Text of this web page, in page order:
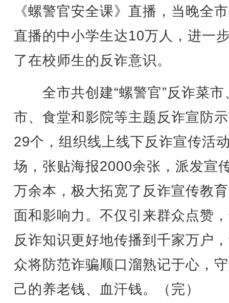
《螺警官安全课》直播，当晚全
直播的中小学生达10万人，进一
了在校师生的反诈意识。
全市共创建“螺警官”反诈菜市
市、食堂和影院等主题反诈宣防
29个，组织线上线下反诈宣传活
场，张贴海报2000余张，派发宣
万余本，极大拓宽了反诈宣传教
面和影响力。不仅引来群众点赞
反诈知识更好地传播到千家万户
众将防范诈骗顺口溜熟记于心，
己的养老钱、血汗钱。（完）